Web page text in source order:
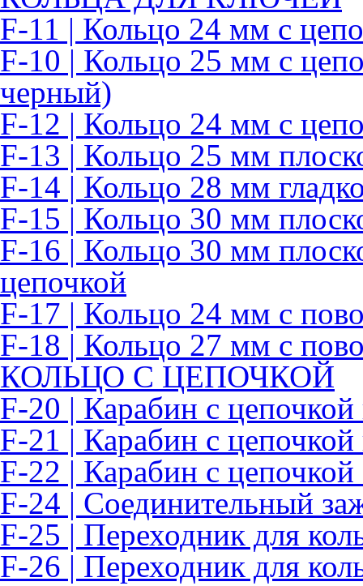
F-11 | Кольцо 24 мм с
F-10 | Кольцо 25 мм с
черный)
F-12 | Кольцо 24 мм с
F-13 | Кольцо 25 мм
F-14 | Кольцо 28 мм
F-15 | Кольцо 30 мм
F-16 | Кольцо 30 мм
цепочкой
F-17 | Кольцо 24 мм с
F-18 | Кольцо 27 мм с
КОЛЬЦО С ЦЕПОЧКОЙ
F-20 | Карабин с цепочкой
F-21 | Карабин с цепочкой
F-22 | Карабин с цепочкой
F-24 | Соединительный
F-25 | Переходник для
F-26 | Переходник для